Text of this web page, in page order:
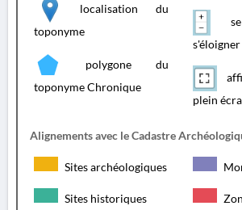
localisation du
toponyme
polygone du
toponyme Chronique
s'éloigner
plein
Alignements avec le Cadastre
Sites archéologiques
Sites historiques